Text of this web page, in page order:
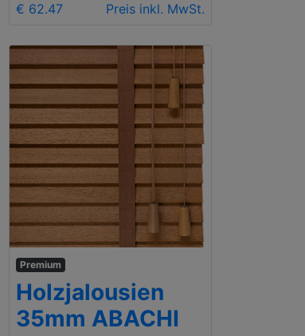
€ 62.47
Preis inkl. MwSt.
Premium
Holzjalousien
35mm ABACHI